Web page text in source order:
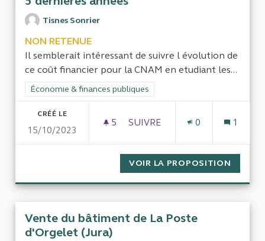
Tisnes Sonrier
NON RETENUE
Il semblerait intéressant de suivre l évolution de
ce coût financier pour la CNAM en etudiant les...
Filtrer les résultats de la catégorie : Économie & finances
Économie & finances publiques
CRÉÉ LE
15/10/2023
5 5 ABONNÉS
SUIVRE
0 1
VOIR LA PROPOSITION
Vente du bâtiment de La Poste
d'Orgelet (Jura)